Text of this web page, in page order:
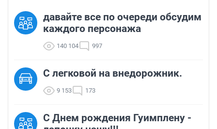
давайте все по очереди обсудим
каждого персонажа
140 104 997
C легковой на внедорожник.
9 153 173
С Днем рождения Гуимплену -